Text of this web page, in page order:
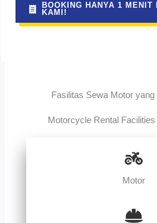
BOOKING HANYA 1
KAMI!
Fasilitas Sewa Motor
Motorcycle Rental
Motor